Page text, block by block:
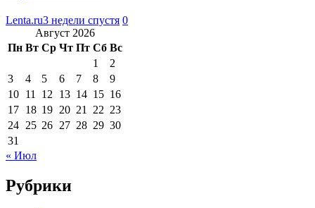
Lenta.ru3 недели спустя 0
Август 2026
Пн Вт Ср Чт Пт Сб Вс
1
2
3
4 5 6 7 8
9
10 11 12 13 14 15 16
17 18 19 20 21 22 23
24 25 26 27 28 29 30
31
« Июл
Рубрики